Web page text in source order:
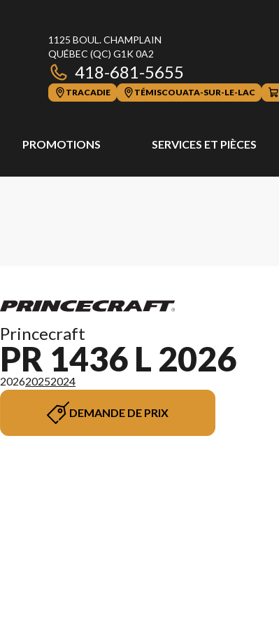
1125 BOUL. CHAMPLAIN
QUÉBEC (QC) G1K 0A2
418-681-5655
TRACADIE TÉMISCOUATA-SUR-LE-LAC
PROMOTIONS SERVICES ET PIÈCES
Princecraft
PR 1436 L 2026
202620252024
DEMANDE DE PRIX